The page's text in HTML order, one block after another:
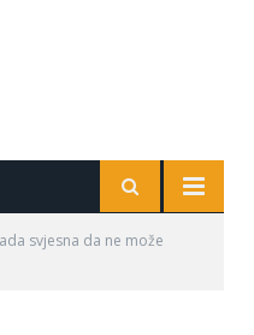
svjesna da ne može